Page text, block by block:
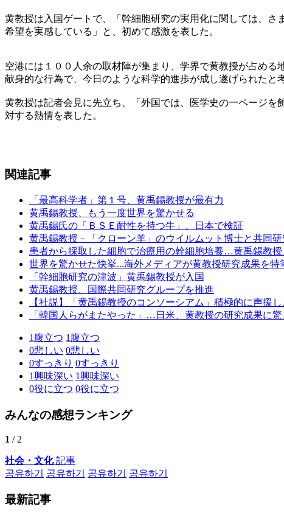
黄教授は入国ゲートで、「幹細胞研究の実用化に関しては、
希望を実感している」と、初めて感激を表した。
空港には１００人余の取材陣が集まり、学界で黄教授が占め
献身的な行為で、今日のような科学的進歩が成し遂げられたと
黄教授は記者会見に先立ち、「外国では、医学史の一ページを
対する熱情を表した。
関連記事
「最高科学者」第１号、黄禹錫教授が最有力
黄禹錫教授、もう一度世界を驚かせる
黄禹錫氏の「ＢＳＥ耐性を持つ牛」、日本で検証
黄禹錫教授－「クローン羊」のウイルムット博士と共同
患者から採取した細胞で治療用の幹細胞培養…黄禹錫教
世界を驚かせた快挙...海外メディアが黄教授研究成果を特
「幹細胞研究の津波」黄禹錫教授が入国
黄禹錫教授、国際共同研究グループを推進
【社説】「黄禹錫教授のコンソーシアム」積極的に声援し
「韓国人らがまたやった」…日米、黄教授の研究成果に
1 腹立つ 1 腹立つ
0悲しい 0悲しい
0すっきり 0すっきり
1興味深い 1興味深い
0役に立つ 0役に立つ
みんなの感想ランキング
1 / 2
社会・文化記事
공유하기
공유하기 공유하기 공유하기
最新記事